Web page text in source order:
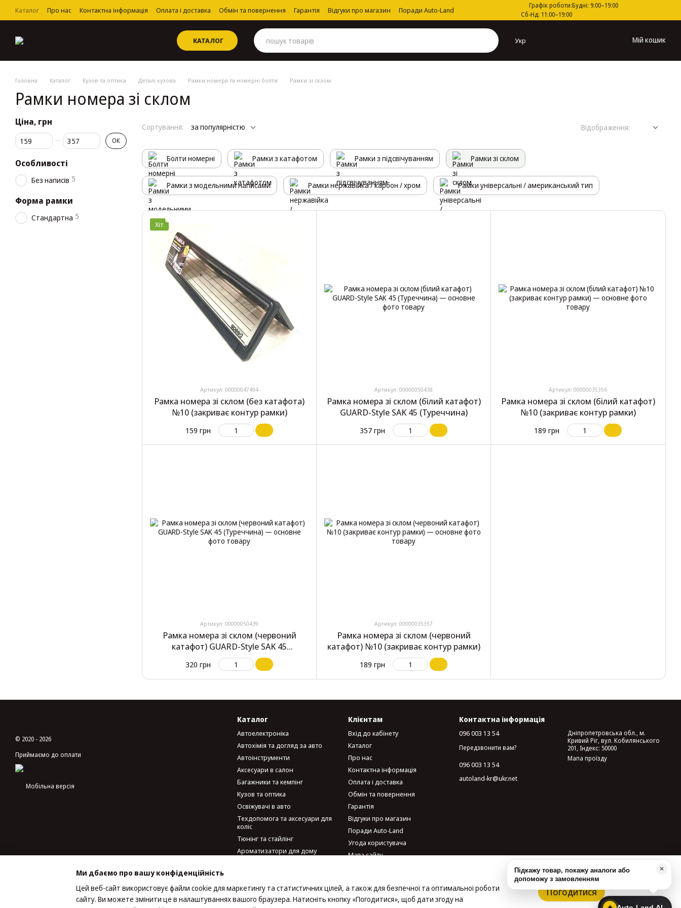
Перейти до основного контенту
Каталог Про нас Контактна інформація Оплата і доставка Обмін та повернення Гарантія Відгуки про магазин
Поради Auto-Land
Угода користувача
Графік роботи:Будні: 9:00–19:00
Сб-Нд: 11:00–19:00
КАТАЛОГ Укр Мій кошик
Головна Каталог Кузов та оптика Деталі кузова Рамки номера та номерні болти Рамки зі склом
Рамки номера зі склом
Сортування: за популярністю Відображення:
Болти номерні Рамки з катафотом Рамки з підсвічуванням Рамки зі склом
Рамки з модельними написами Рамки нержавійка / карбон / хром Рамки універсальні / американський тип
Хіт
Артикул: 00000047494
Рамка номера зі склом (без катафота)
№10 (закриває контур рамки)
159 грн
Артикул: 00000050438
Рамка номера зі склом (білий катафот)
GUARD-Style SAK 45 (Туреччина)
357 грн
Артикул: 00000035356
Рамка номера зі склом (білий катафот)
№10 (закриває контур рамки)
189 грн
Артикул: 00000050439
Рамка номера зі склом (червоний
катафот) GUARD-Style SAK 45
(Туреччина)
320 грн
Артикул: 00000035357
Рамка номера зі склом (червоний
катафот) №10 (закриває контур рамки)
189 грн
Ціна, грн
Від Ціна, грн
До Ціна, грн ОК
Особливості
Без написів 5
Форма рамки
Стандартна 5
© 2020 - 2026
Приймаємо до оплати
Мобільна версія
Каталог
Автоелектроніка
Автохімія та догляд за авто
Автоінструменти
Аксесуари в салон
Багажники та кемпінг
Кузов та оптика
Освіжувачі в авто
Техдопомога та аксесуари для
коліс
Тюнінг та стайлінг
Ароматизатори для дому
Набори автомобіліста
Клієнтам
Вхід до кабінету
Каталог
Про нас
Контактна інформація
Оплата і доставка
Обмін та повернення
Гарантія
Відгуки про магазин
Поради Auto-Land
Угода користувача
Мапа сайту
Контактна інформація
096 003 13 54
Передзвонити вам?
096 003 13 54
autoland-kr@ukr.net
Дніпропетровська обл., м.
Кривий Ріг, вул. Кобилянського
201, Індекс: 50000
Мапа проїзду
Ми дбаємо про вашу конфіденційність
Цей веб-сайт використовує файли cookie для маркетингу та статистичних цілей, а також для безпечної та оптимальної роботи
сайту. Ви можете змінити це в налаштуваннях вашого браузера. Натисніть кнопку «Погодитися», щоб дати згоду на
Погодитися